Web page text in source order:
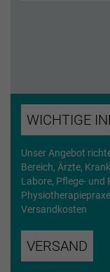
WICHTIGE
Unser Angebot
Bereich, Ärzte,
Labore, Pflege-
Versandkosten
VERSAND